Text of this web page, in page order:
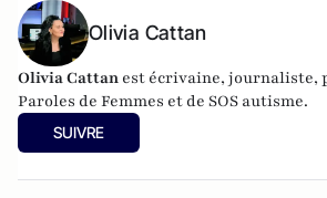
Olivia Cattan
OliviaCattan est écrivaine, journaliste,
Paroles de Femmes et de SOS autisme.
SUIVRE